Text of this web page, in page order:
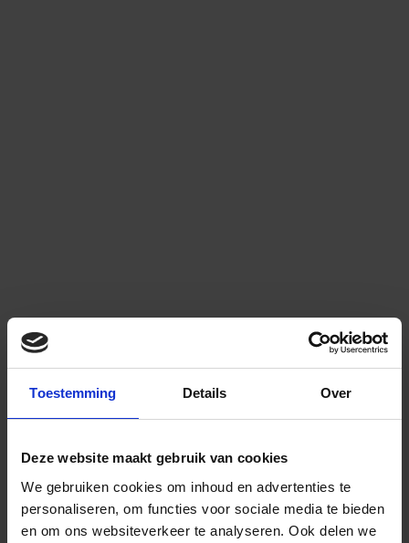
Toestemming Details Over
Deze website maakt gebruik van cookies
We gebruiken cookies om inhoud en advertenties te
personaliseren, om functies voor sociale media te bieden
en om ons websiteverkeer te analyseren. Ook delen we